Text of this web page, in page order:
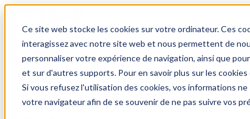
Ce site web stocke les cookies sur votre ordinateur. Ces
interagissez avec notre site web et nous permettent de
personnaliser votre expérience de navigation, ainsi que
et sur d'autres supports. Pour en savoir plus sur les
Si vous refusez l'utilisation des cookies, vos informations
votre navigateur afin de se souvenir de ne pas suivre vos
Unsere Methode